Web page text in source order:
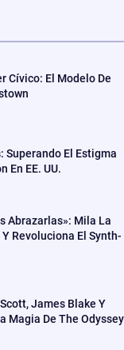
Cívico: El Modelo De
Superando El Estigma
En EE. UU.
Abrazarlas»: Mila La
Y Revoluciona El Synth-
James Blake Y
Magia De The Odyssey